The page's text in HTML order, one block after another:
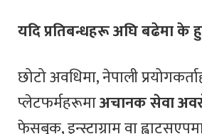
यदि प्रतिबन्धहरू अघि बढेमा के
छोटो अवधिमा, नेपाली
प्लेटफर्महरूमाअचानक सेवा
फेसबुक, इन्स्टाग्राम वा